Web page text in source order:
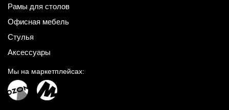
Рамы для столов
Офисная мебель
Стулья
Аксессуары
Мы на маркетплейсах: